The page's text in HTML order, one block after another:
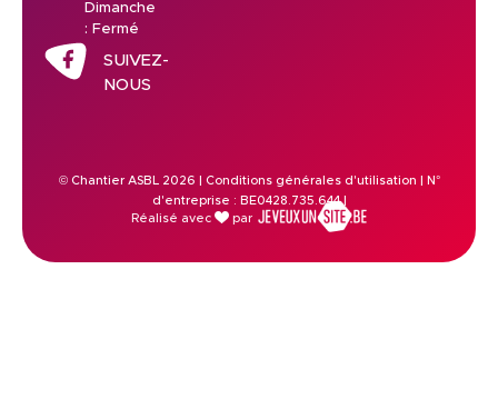
Dimanche
: Fermé
SUIVEZ-
NOUS
© Chantier ASBL 2026 | Conditions générales d'utilisation | N°
d'entreprise : BE0428.735.644 |
Réalisé avec
par